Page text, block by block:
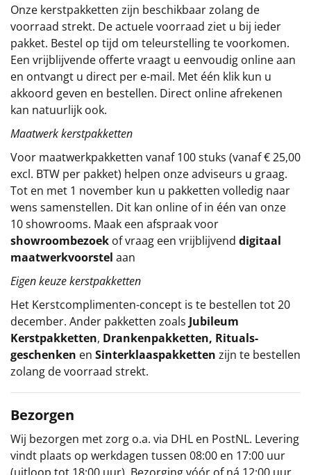
Cadeaubon
Per stuk
Alle overige
Onze kerstpakketten zijn beschikbaar zolang de
voorraad strekt. De actuele voorraad ziet u bij ieder
pakket. Bestel op tijd om teleurstelling te voorkomen.
Een vrijblijvende offerte vraagt u eenvoudig online aan
en ontvangt u direct per e-mail. Met één klik kun u
akkoord geven en bestellen. Direct online afrekenen
kan natuurlijk ook.
Maatwerk kerstpakketten
Voor maatwerkpakketten vanaf 100 stuks (vanaf € 25,00
excl. BTW per pakket) helpen onze adviseurs u graag.
Tot en met 1 november kun u pakketten volledig naar
wens samenstellen. Dit kan online of in één van onze
10 showrooms. Maak een afspraak voor
showroombezoek of vraag een vrijblijvend digitaal
maatwerkvoorstel aan
Eigen keuze kerstpakketten
Het Kerstcomplimenten-concept is te bestellen tot 20
december. Ander pakketten zoals Jubileum
Kerstpakketten, Drankenpakketten, Rituals-
geschenken en Sinterklaaspakketten zijn te bestellen
zolang de voorraad strekt.
Bezorgen
Wij bezorgen met zorg o.a. via DHL en PostNL. Levering
vindt plaats op werkdagen tussen 08:00 en 17:00 uur